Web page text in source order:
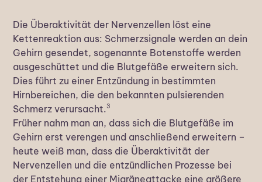
Die Überaktivität der Nervenzellen löst eine
Kettenreaktion aus: Schmerzsignale werden an dein
Gehirn gesendet, sogenannte Botenstoffe werden
ausgeschüttet und die Blutgefäße erweitern sich.
Dies führt zu einer Entzündung in bestimmten
Hirnbereichen, die den bekannten pulsierenden
Schmerz verursacht.3
Früher nahm man an, dass sich die Blutgefäße im
Gehirn erst verengen und anschließend erweitern –
heute weiß man, dass die Überaktivität der
Nervenzellen und die entzündlichen Prozesse bei
der Entstehung einer Migräneattacke eine größere